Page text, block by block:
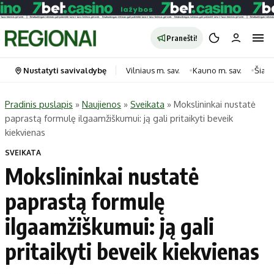
Pranešti!
Portalas
Naujausi
Regionai
Lietuva
Pasaulis
Politika
Kategorijos
Horoskopai
Laisvalaikis
Maistas
Sveikata
Technologijos
Nustatyti savivaldybę Vilniaus m. sav. Kauno m. sav.
Pradinis puslapis » Naujienos » Sveikata » Mokslininkai nustatė
paprastą formulę ilgaamžiškumui: ją gali pritaikyti beveik
kiekvienas
SVEIKATA
Mokslininkai nustatė
paprastą formulę
ilgaamžiškumui: ją gali
pritaikyti beveik kiekvienas